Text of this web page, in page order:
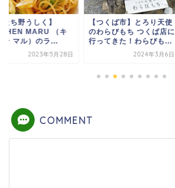
たち野うしく】
MARU （キ
ン マル）のラ...
2023年5月28日
【つくば市】とろり天使
のわらびもち つくば店に
行ってきた！わらびも...
2024年3月6日
COMMENT